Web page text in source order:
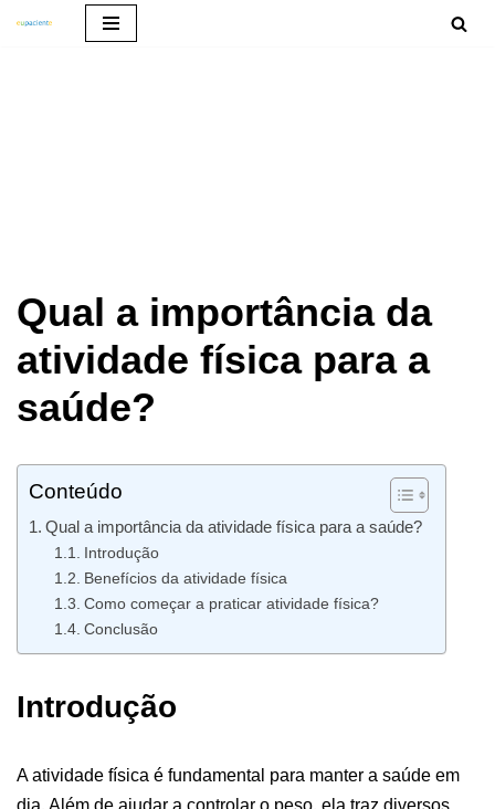
Qual a importância da
atividade física para a
saúde?
Conteúdo
Qual a importância da atividade física para a saúde?
Introdução
Benefícios da atividade física
Como começar a praticar atividade física?
Conclusão
Introdução
A atividade física é fundamental para manter a saúde em
dia. Além de ajudar a controlar o peso, ela traz diversos